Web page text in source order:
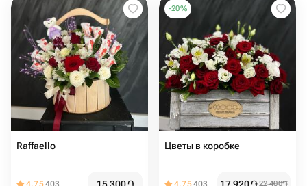
Raffaello
4.75403
-20%
Цветы в коробке
4.75403 22 400֏